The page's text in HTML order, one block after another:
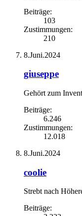
Beiträge:
103
Zustimmungen:
210
8.Juni.2024
giuseppe
Gehört zum
Beiträge:
6.246
Zustimmungen:
12.018
8.Juni.2024
coolie
Strebt nach
Beiträge: